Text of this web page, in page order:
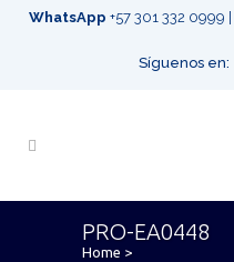
WhatsApp +57 301 332 0999
Síguenos en:
PRO-EA0448
Home >